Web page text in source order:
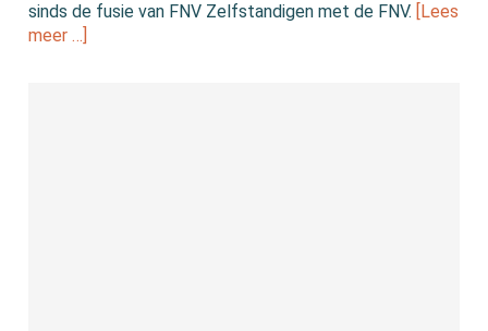
sinds de fusie van FNV Zelfstandigen met de FNV.
[Lees
meer …]